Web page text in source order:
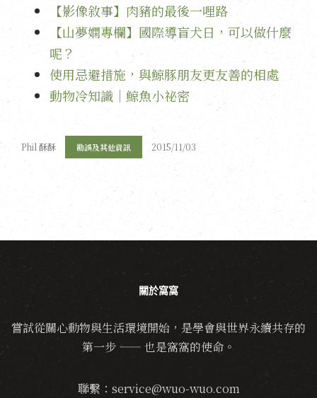
【影像敘事】肉豬的最後一哩路
【山夢嫻專欄】國際導盲犬日，可以做什麼
呢？
使用忌避措施，與鯨豚朋友更友善的相處
動物冷知識｜鯨魚小祕密
Phil 酥酥 勘誤及其他資訊 2015/11/03
關於窩窩
嘗試從關心動物與生活環境開始，是學會與世界永續共存的
第一步 —— 也是窩窩的使命。
聯繫：service@wuo-wuo.com